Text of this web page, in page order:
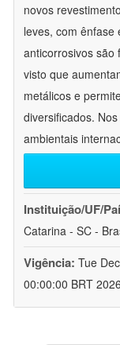
novos
leves, com ênfase
anticorrosivos são
visto que
metálicos e
diversificados.
ambientais
Instituição/UF/
Catarina - SC -
Vigência: Tue
00:00:00 BRT 2026